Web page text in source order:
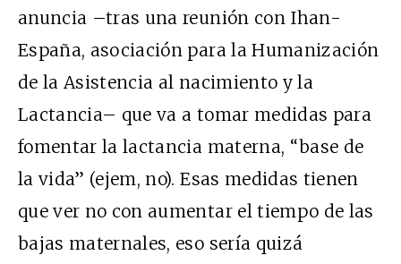
anuncia –tras una reunión con Ihan-
España, asociación para la Humanización
de la Asistencia al nacimiento y la
Lactancia– que va a tomar medidas para
fomentar la lactancia materna, “base de
la vida” (ejem, no). Esas medidas tienen
que ver no con aumentar el tiempo de las
bajas maternales, eso sería quizá